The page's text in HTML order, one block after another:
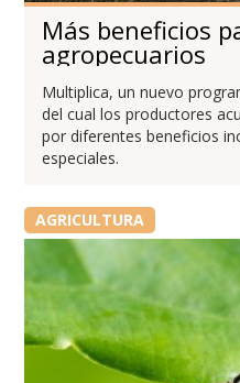
Más beneficios
agropecuarios
Multiplica, un nuevo
del cual los productores
por diferentes beneficios
especiales.
AGRICULTURA